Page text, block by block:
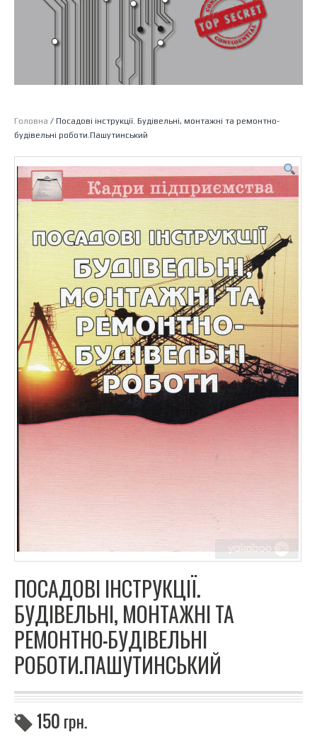
Головна / Посадові інструкції. Будівельні, монтажні та ремонтно-
будівельні роботи.Пашутинський
ПОСАДОВІ ІНСТРУКЦІЇ.
БУДІВЕЛЬНІ, МОНТАЖНІ ТА
РЕМОНТНО-БУДІВЕЛЬНІ
РОБОТИ.ПАШУТИНСЬКИЙ
150грн.